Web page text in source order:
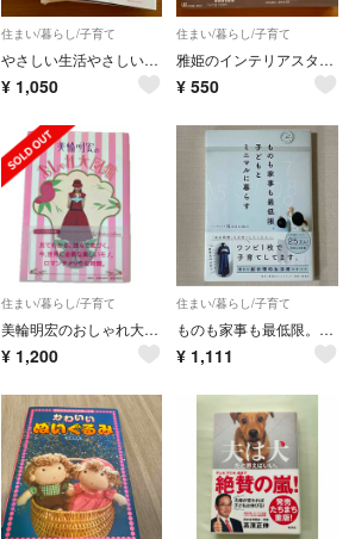
住まい/暮らし/子育て
やさしい生活やさしい時間（1,2,3 ）3冊セット
¥ 1,050
住まい/暮らし/子育て
雅姫のインテリアスタイル
¥ 550
住まい/暮らし/子育て
美輪明宏のおしゃれ大図鑑
¥ 1,200
住まい/暮らし/子育て
ものも家事も最低限。子どもとミニマルに暮らす
¥ 1,111